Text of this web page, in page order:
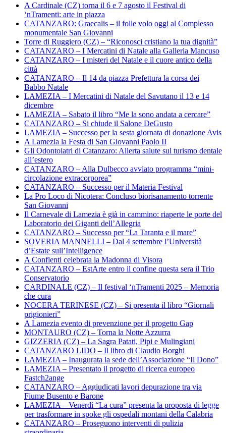
A Cardinale (CZ) torna il 6 e 7 agosto il Festival di
‘nTramenti: arte in piazza
CATANZARO: Graecalis – il folle volo oggi al Complesso
monumentale San Giovanni
Torre di Ruggiero (CZ) – “Riconosci cristiano la tua dignità”
CATANZARO – I Mercatini di Natale alla Galleria Mancuso
CATANZARO – I misteri del Natale e il cuore antico della
città
CATANZARO – Il 14 da piazza Prefettura la corsa dei
Babbo Natale
LAMEZIA – I Mercatini di Natale del Savutano il 13 e 14
dicembre
LAMEZIA – Sabato il libro “Me la sono andata a cercare”
CATANZARO – Si chiude il Salone DeGusto
LAMEZIA – Successo per la sesta giornata di donazione Avis
A Lamezia la Festa di San Giovanni Paolo II
Gli Odontoiatri di Catanzaro: Allerta salute sul turismo dentale
all’estero
CATANZARO – Alla Dulbecco avviato programma “mini-
circolazione extracorporea”
CATANZARO – Successo per il Materia Festival
La Pro Loco di Nicotera: Concluso biorisanamento torrente
San Giovanni
Il Carnevale di Lamezia è già in cammino: riaperte le porte del
Laboratorio dei Giganti dell’Allegria
CATANZARO – Successo per “La Taranta e il mare”
SOVERIA MANNELLI – Dal 4 settembre l’Università
d’Estate sull’Intelligence
A Conflenti celebrata la Madonna di Visora
CATANZARO – EstArte entro il confine questa sera il Trio
Conservatorio
CARDINALE (CZ) – Il festival ‘nTramenti 2025 – Memoria
che cura
NOCERA TERINESE (CZ) – Si presenta il libro “Giornali
prigionieri”
A Lamezia evento di prevenzione per il progetto Gap
MONTAURO (CZ) – Torna la Notte Azzurra
GIZZERIA (CZ) – La Sagra Patati, Pipi e Mulingiani
CATANZARO LIDO – Il libro di Claudio Borghi
LAMEZIA – Inaugurata la sede dell’Associazione “Il Dono”
LAMEZIA – Presentato il progetto di ricerca europeo
Fastch2ange
CATANZARO – Aggiudicati lavori depurazione tra via
Fiume Busento e Barone
LAMEZIA – Venerdì “La cura” presenta la proposta di legge
per trasformare in spoke gli ospedali montani della Calabria
CATANZARO – Proseguono interventi di pulizia